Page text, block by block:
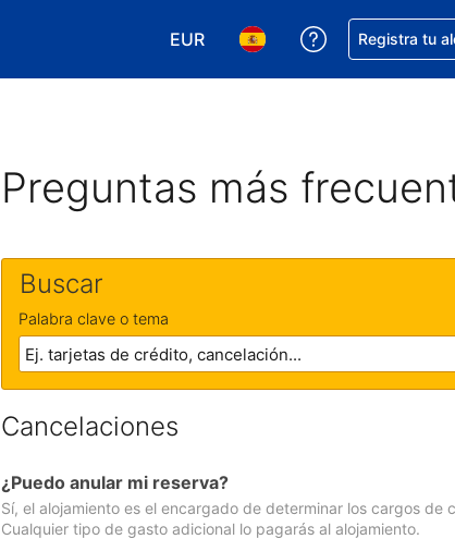
EUR
Elegir tu moneda. Tu moneda
Elegir el idioma que
Obtener
Registra tu
Preguntas más
Buscar
Palabra clave o tema
Cancelaciones
¿Puedo anular mi reserva?
Sí, el alojamiento es el encargado de determinar los cargos
Cualquier tipo de gasto adicional lo pagarás al alojamiento.